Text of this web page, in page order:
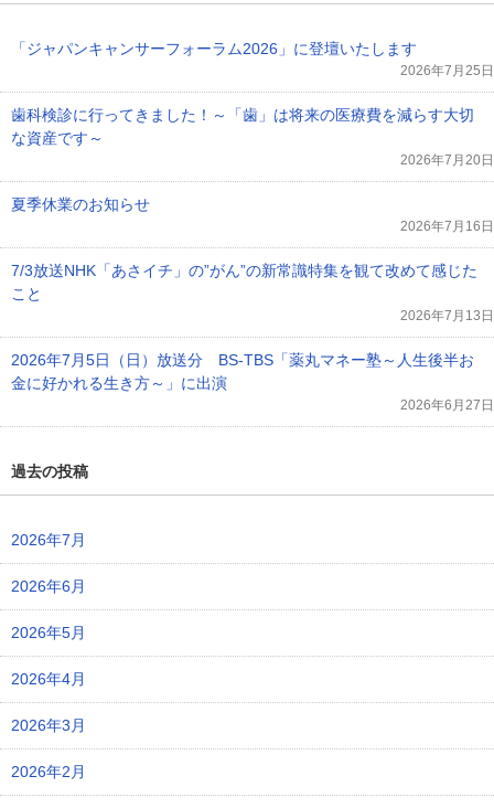
「ジャパンキャンサーフォーラム2026」に登壇いたします
2026年7月25日
歯科検診に行ってきました！～「歯」は将来の医療費を減らす大切
な資産です～
2026年7月20日
夏季休業のお知らせ
2026年7月16日
7/3放送NHK「あさイチ」の”がん”の新常識特集を観て改めて感じた
こと
2026年7月13日
2026年7月5日（日）放送分 BS-TBS「薬丸マネー塾～人生後半お
金に好かれる生き方～」に出演
2026年6月27日
過去の投稿
2026年7月
2026年6月
2026年5月
2026年4月
2026年3月
2026年2月